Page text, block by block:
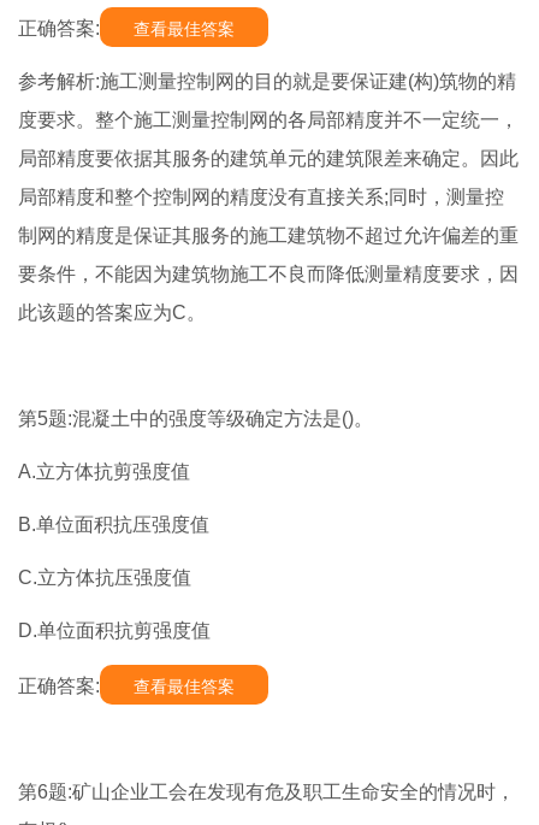
正确答案: 查看最佳答案
参考解析:施工测量控制网的目的就是要保证建(构)筑物的精
度要求。整个施工测量控制网的各局部精度并不一定统一，
局部精度要依据其服务的建筑单元的建筑限差来确定。因此
局部精度和整个控制网的精度没有直接关系;同时，测量控
制网的精度是保证其服务的施工建筑物不超过允许偏差的重
要条件，不能因为建筑物施工不良而降低测量精度要求，因
此该题的答案应为C。
第5题:混凝土中的强度等级确定方法是()。
A.立方体抗剪强度值
B.单位面积抗压强度值
C.立方体抗压强度值
D.单位面积抗剪强度值
正确答案: 查看最佳答案
第6题:矿山企业工会在发现有危及职工生命安全的情况时，